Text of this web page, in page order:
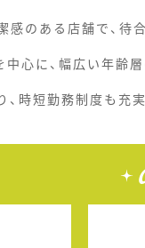
のある店舗で、待
心に、幅広い年齢
時短勤務制度も充